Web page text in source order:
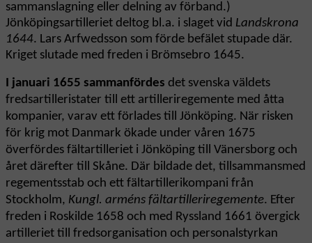
sammanslagning eller delning av förband.)
Jönköpingsartilleriet deltog bl.a. i slaget vid Landskrona
1644. Lars Arfwedsson som förde befälet stupade där.
Kriget slutade med freden i Brömsebro 1645.
I januari 1655 sammanfördes det svenska väldets
fredsartilleristater till ett artilleriregemente med åtta
kompanier, varav ett förlades till Jönköping. När risken
för krig mot Danmark ökade under våren 1675
överfördes fältartilleriet i Jönköping till Vänersborg och
året därefter till Skåne. Där bildade det, tillsammansmed
regementsstab och ett fältartillerikompani från
Stockholm, Kungl. arméns fältartilleriregemente. Efter
freden i Roskilde 1658 och med Ryssland 1661 övergick
artilleriet till fredsorganisation och personalstyrkan